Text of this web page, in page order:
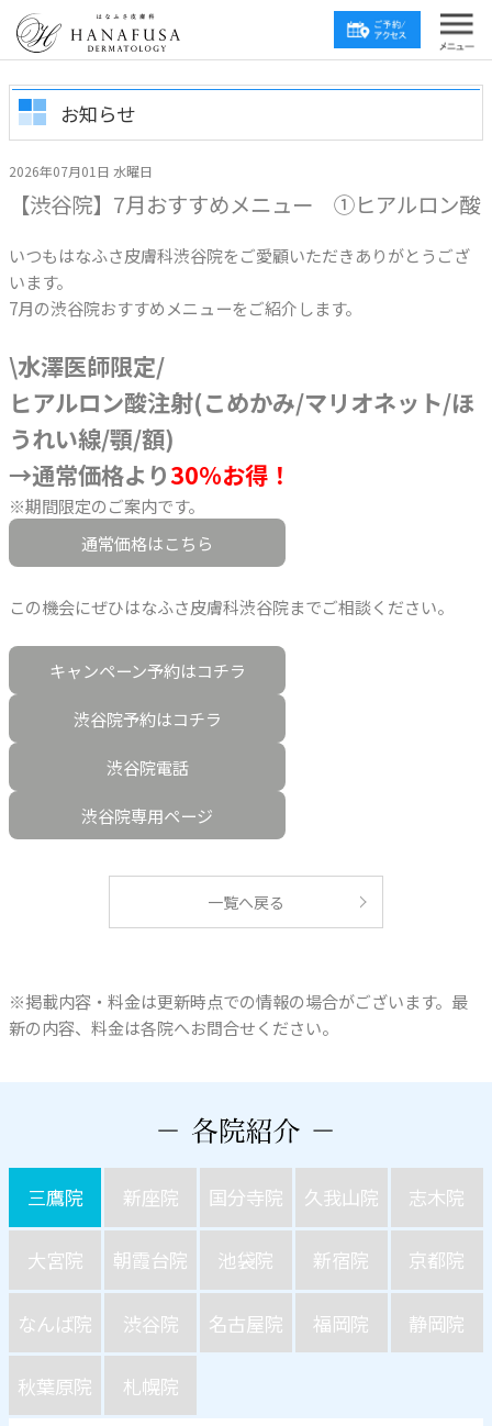
お知らせ
2026年07月01日 水曜日
【渋谷院】7月おすすめメニュー ①ヒアルロン酸
いつもはなふさ皮膚科渋谷院をご愛顧いただきありがとうござ
います。
7月の渋谷院おすすめメニューをご紹介します。
\水澤医師限定/
ヒアルロン酸注射(こめかみ/マリオネット/ほ
うれい線/顎/額)
→通常価格より30%お得！
※期間限定のご案内です。
通常価格はこちら
この機会にぜひはなふさ皮膚科渋谷院までご相談ください。
キャンペーン予約はコチラ
渋谷院予約はコチラ
渋谷院電話
渋谷院専用ページ
一覧へ戻る
※掲載内容・料金は更新時点での情報の場合がございます。最
新の内容、料金は各院へお問合せください。
三鷹院 新座院 国分寺院 久我山院 志木院
大宮院 朝霞台院 池袋院 新宿院 京都院
なんば院 渋谷院 名古屋院 福岡院 静岡院
秋葉原院 札幌院